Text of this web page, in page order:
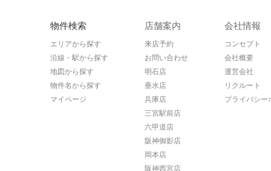
物件検索
エリアから探す
沿線・駅から探す
地図から探す
物件名から探す
マイページ
店舗案内
来店予約
お問い合わせ
明石店
垂水店
兵庫店
三宮駅前店
六甲道店
阪神御影店
岡本店
阪神西宮店
会社情報
コンセプト
会社概要
運営会社
リクルート
プライバシー